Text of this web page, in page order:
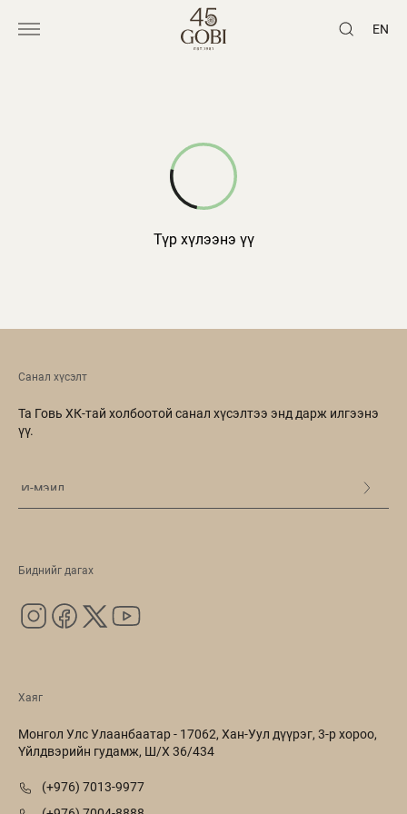
EN
Түр хүлээнэ үү
Хаяг
Монгол Улс Улаанбаатар - 17062, Хан-Уул дүүрэг, 3-р хороо,
Үйлдвэрийн гудамж, Ш/Х 36/434
(+976) 7013-9977
Санал хүсэлт
Та Говь ХК-тай холбоотой санал хүсэлтээ энд дарж илгээнэ
үү.
Биднийг дагах